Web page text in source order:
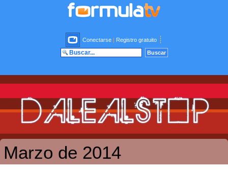
Conectarse | Registro gratuito
Marzo de 2014